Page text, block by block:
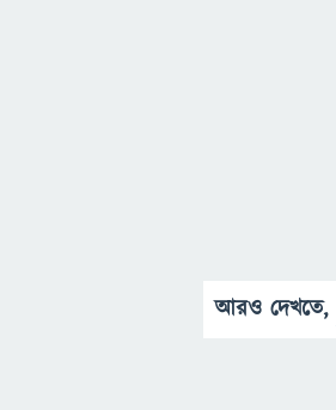
আরও দেখতে,